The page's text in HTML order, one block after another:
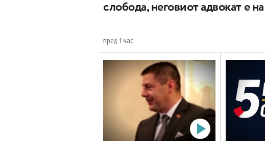
слобода, неговиот адвокат е
пред 1 час